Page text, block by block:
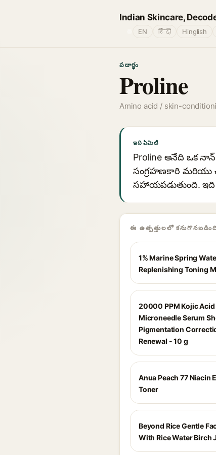
Indian Skincare,
EN हिंदी Hinglish
పదార్థం
Proline
Amino acid / skin-
ఇది ఏమిటి
Proline అనేది ఒక
సంగ్రహణకారి మరియు
సహాయపడుతుంది.
ఈ ఉత్పత్తులలో
1% Marine Spring
Replenishing Toning
20000 PPM Kojic Acid
Microneedle Serum
Pigmentation
Renewal - 10 g
Anua Peach 77 Niacin
Toner
Beyond Rice Gentle
With Rice Water Birch